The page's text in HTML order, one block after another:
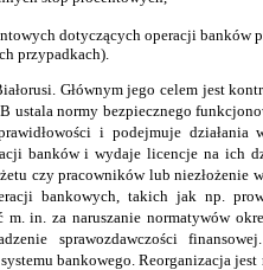
dotyczących operacji banków
przypadkach).
Głównym jego celem jest
ustala normy bezpiecznego
i podejmuje działania
banków i wydaje licencje na ich
czy pracowników lub niezłożenie
bankowych, takich jak np.
in. za naruszanie normatywów
sprawozdawczości
bankowego. Reorganizacja